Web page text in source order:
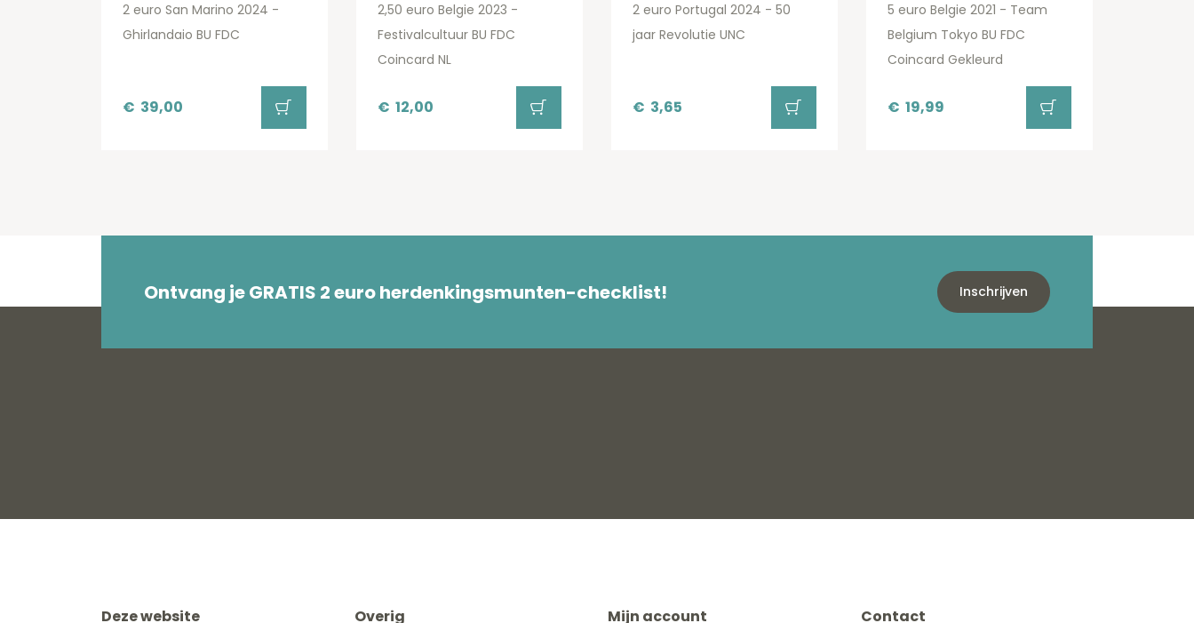
2 euro San Marino 2024 -
Ghirlandaio BU FDC
€ 39,00
2,50 euro Belgie 2023 -
Festivalcultuur BU FDC
Coincard NL
€ 12,00
2 euro Portugal 2024 - 50
jaar Revolutie UNC
€ 3,65
5 euro Belgie 2021 - Team
Belgium Tokyo BU FDC
Coincard Gekleurd
€ 19,99
Ontvang je GRATIS 2 euro herdenkingsmunten-checklist! Inschrijven
Deze website Overig Mijn account Contact